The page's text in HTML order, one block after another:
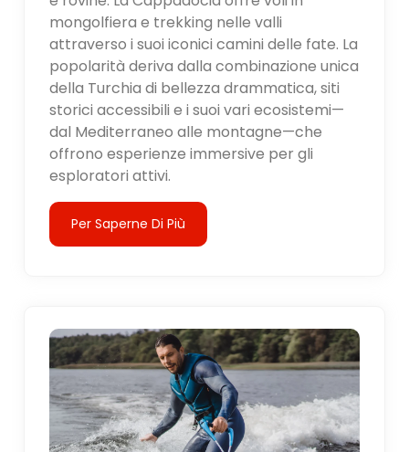
mongolfiera e trekking nelle valli
attraverso i suoi iconici camini delle fate. La
popolarità deriva dalla combinazione unica
della Turchia di bellezza drammatica, siti
storici accessibili e i suoi vari ecosistemi—
dal Mediterraneo alle montagne—che
offrono esperienze immersive per gli
esploratori attivi.
Per Saperne Di Più